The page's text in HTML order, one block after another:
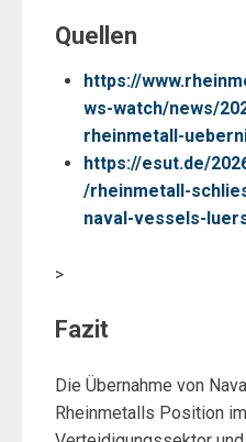
Quellen
https://
ws-watch/news/
rheinmetall-
https://esut.de/
/rheinmetall-
naval-vessels-
>
Fazit
Die Übernahme von
Rheinmetalls Position